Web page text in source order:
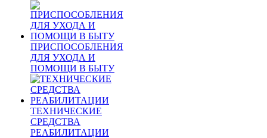
ПРИСПОСОБЛЕНИЯ
ДЛЯ УХОДА И
ПОМОЩИ В БЫТУ
ТЕХНИЧЕСКИЕ
СРЕДСТВА
РЕАБИЛИТАЦИИ